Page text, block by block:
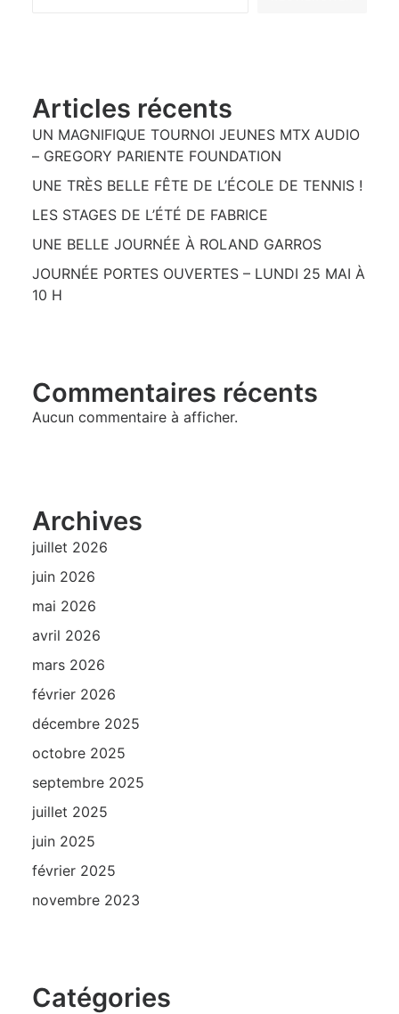
Articles récents
UN MAGNIFIQUE TOURNOI JEUNES MTX AUDIO
– GREGORY PARIENTE FOUNDATION
UNE TRÈS BELLE FÊTE DE L’ÉCOLE DE TENNIS !
LES STAGES DE L’ÉTÉ DE FABRICE
UNE BELLE JOURNÉE À ROLAND GARROS
JOURNÉE PORTES OUVERTES – LUNDI 25 MAI À
10 H
Commentaires récents
Aucun commentaire à afficher.
Archives
juillet 2026
juin 2026
mai 2026
avril 2026
mars 2026
février 2026
décembre 2025
octobre 2025
septembre 2025
juillet 2025
juin 2025
février 2025
novembre 2023
Catégories